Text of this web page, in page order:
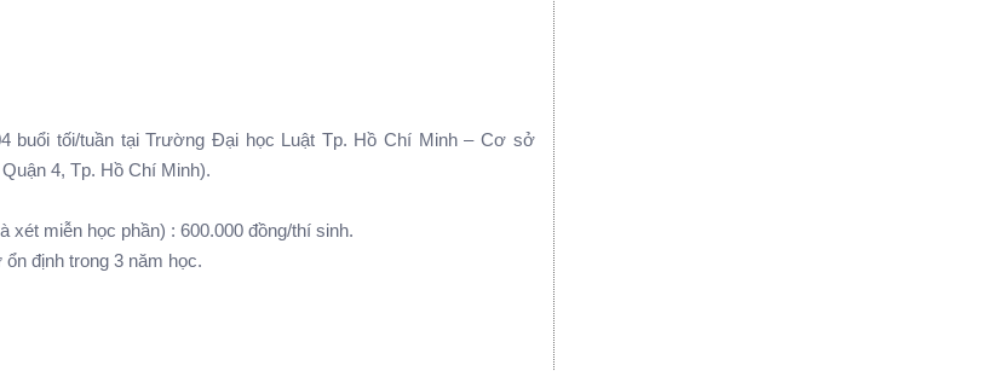
buổi tối/tuần tại Trường Đại học Luật Tp. Hồ Chí Minh – Cơ sở
4, Tp. Hồ Chí Minh).
miễn học phần) : 600.000 đồng/thí sinh.
định trong 3 năm học.